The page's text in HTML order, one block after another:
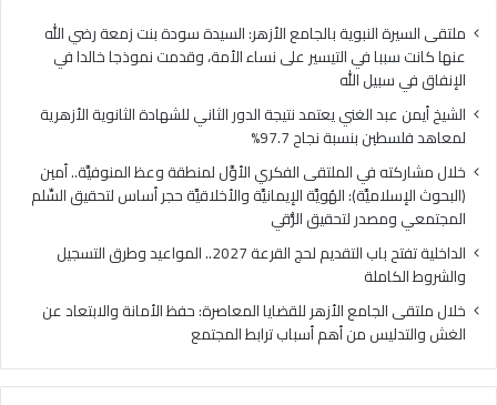
الإيمانيَّة
والأخلاقيَّة
حجر
أساس
لتحقيق
السِّلم
المجتمعي
ومصدر
لتحقيق
ملتقى السيرة النبوية بالجامع الأزهر: السيدة سودة بنت زمعة رضي الله
عنها كانت سببا في التيسير على نساء الأمة، وقدمت نموذجا خالدا في
الإنفاق في سبيل الله
الشيخ أيمن عبد الغني يعتمد نتيجة الدور الثاني للشهادة الثانوية الأزهرية
لمعاهد فلسطين بنسبة نجاح 97.7%
خلال مشاركته في الملتقى الفكري الأوَّل لمنطقة وعظ المنوفيَّة.. أمين
(البحوث الإسلاميَّة): الهُويَّة الإيمانيَّة والأخلاقيَّة حجر أساس لتحقيق السِّلم
المجتمعي ومصدر لتحقيق الرُّقي
الداخلية تفتح باب التقديم لحج القرعة 2027.. المواعيد وطرق التسجيل
والشروط الكاملة
خلال ملتقى الجامع الأزهر للقضايا المعاصرة: حفظ الأمانة والابتعاد عن
الغش والتدليس من أهم أسباب ترابط المجتمع